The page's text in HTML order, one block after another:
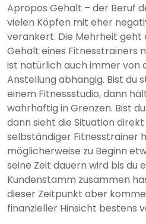
Apropos Gehalt – der Beruf
vielen Köpfen mit eher
verankert. Die Mehrheit geht
Gehalt eines Fitnesstrainers
ist natürlich auch immer von
Anstellung abhängig. Bist du
einem Fitnessstudio, dann
wahrhaftig in Grenzen. Bist
dann sieht die Situation direkt
selbständiger Fitnesstrainer
möglicherweise zu Beginn
seine Zeit dauern wird bis du
Kundenstamm zusammen
dieser Zeitpunkt aber
finanzieller Hinsicht bestens